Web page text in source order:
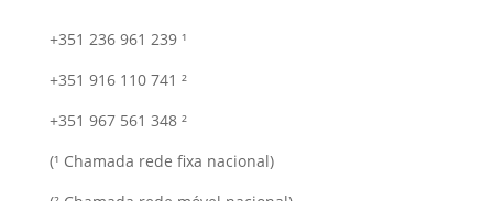
+351 236 961 239 ¹
+351 916 110 741 ²
+351 967 561 348 ²
(¹ Chamada rede fixa nacional)